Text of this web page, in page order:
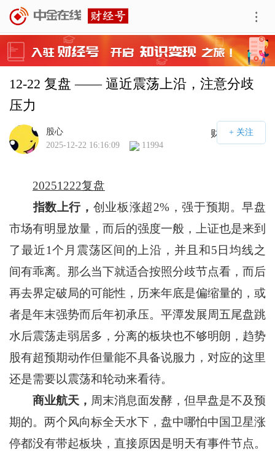
12-22 复盘 —— 逼近震荡上沿，注意分歧
压力
财经号APP
股心
2025-12-22 16:16:09
11994
20251222复盘
指数上行， 创业板涨超2%，强于预期。早盘
市场有明显放量，而后的强度一般，上证也是来到
了最近1个月震荡区间的上沿，并且和5日均线之
间有乖离。那么当下就适合按照分歧节点看，而后
再去界定破局的可能性，历来年底是偏缩量的，或
者是年末强势而后年初承压。平潭发展周五尾盘跳
水后震荡走弱居多，分离的板块也不够明朗，趋势
股有超预期动作但量能不具备说服力，对应的这里
还是需要以震荡和轮动来看待。
商业航天， 周末消息面发酵，但早盘是不及预
期的。两个风向标全天水下，盘中哪怕中国卫星涨
停都没有带起板块，直接原因是明天有事件节点。